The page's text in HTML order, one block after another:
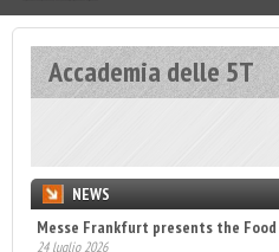
Accademia delle 5T
NEWS
Messe Frankfurt presents the
24 luglio 2026